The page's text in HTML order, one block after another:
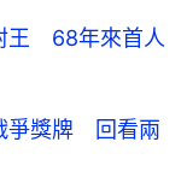
王 68年來首人
爭獎牌 回看兩